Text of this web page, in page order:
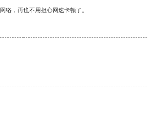
络，再也不用担心网速卡顿了。